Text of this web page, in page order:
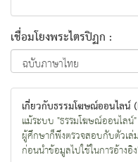
เชื่อมโยงพระไตรปิฏก :
เกี่ยวกับธรรมโฆษณ์ออนไลน์
แม้ระบบ "ธรรมโฆษณ์ออนไล
ผู้ศึกษาก็พึงตรวจสอบกับตัวเ
ก่อนนำข้อมูลไปใช้ในการอ้างอิ